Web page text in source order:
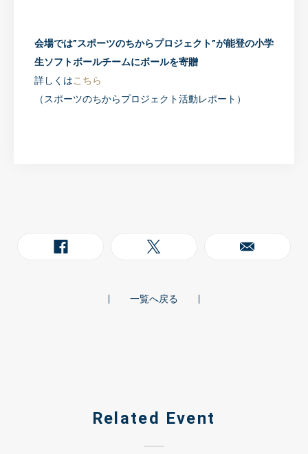
会場では”スポーツのちからプロジェクト”が能登の小学
生ソフトボールチームにボールを寄贈
詳しくはこちら
（スポーツのちからプロジェクト活動レポート）
一覧へ戻る
Related Event